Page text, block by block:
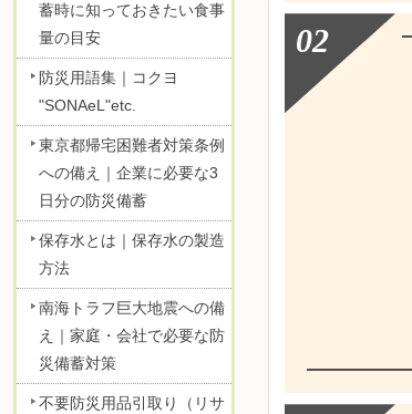
蓄時に知っておきたい食事
量の目安
防災用語集｜コクヨ
"SONAeL"etc.
東京都帰宅困難者対策条例
への備え｜企業に必要な3
日分の防災備蓄
保存水とは｜保存水の製造
方法
南海トラフ巨大地震への備
え｜家庭・会社で必要な防
災備蓄対策
不要防災用品引取り（リサ